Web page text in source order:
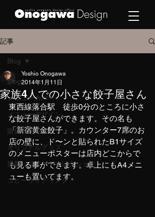
記事
Blog
メニューカバー
メニューデザイン
販促ツール
オリジナルグッズ
撮影・フォトディレクション
コピーライティング
Blog
家族4人での小さな餃子屋さん
Yoshio Onogawa
2014年1月11日
東西線落合駅　徒歩0分のところに小さ
な餃子屋さんができます。その名も
「新宿黄金餃子」。カウンター7席のお
店の壁に、ド〜ンと貼られたB1サイズ
のメニューポスターは店内どこからで
も見る事ができます。卓上にもA4メニ
ューも置いてます。